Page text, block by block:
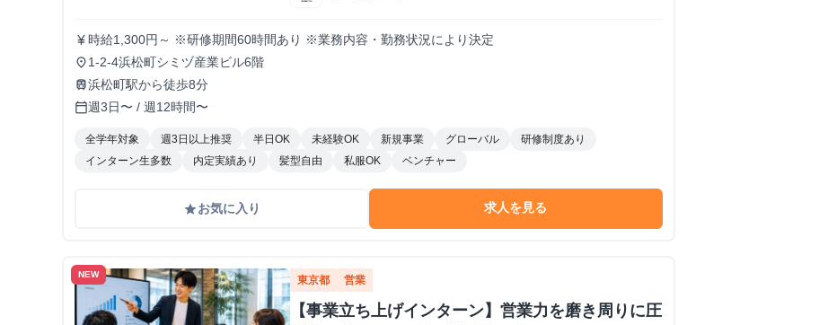
currency_yen時給1,300円～ ※研修期間60時間あり ※業務内容・勤務状況により決定
place 1-2-4浜松町シミヅ産業ビル6階
train浜松町駅から徒歩8分
calendar_today週3日〜 / 週12時間〜
全学年対象 週3日以上推奨 半日OK 未経験OK 新規事業 グローバル
研修制度あり
インターン生多数
内定実績あり 髪型自由 私服OK ベンチャー
gradeお気に入り 求人を見る
NEW 東京都 営業
【事業立ち上げインターン】営業力を磨き周りに圧